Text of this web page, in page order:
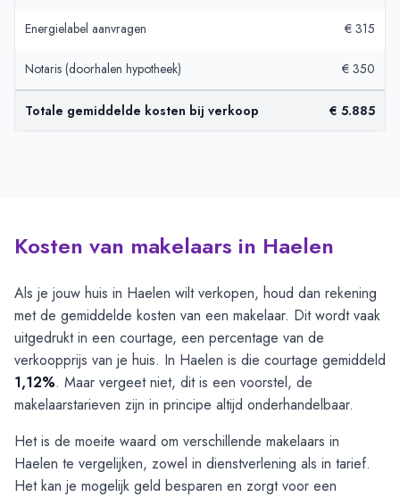
Energielabel aanvragen € 315
Notaris (doorhalen hypotheek) € 350
Totale gemiddelde kosten bij verkoop € 5.885
Kosten van makelaars in Haelen
Als je jouw huis in Haelen wilt verkopen, houd dan rekening
met de gemiddelde kosten van een makelaar. Dit wordt vaak
uitgedrukt in een courtage, een percentage van de
verkoopprijs van je huis. In Haelen is die courtage gemiddeld
1,12%. Maar vergeet niet, dit is een voorstel, de
makelaarstarieven zijn in principe altijd onderhandelbaar.
Het is de moeite waard om verschillende makelaars in
Haelen te vergelijken, zowel in dienstverlening als in tarief.
Het kan je mogelijk geld besparen en zorgt voor een